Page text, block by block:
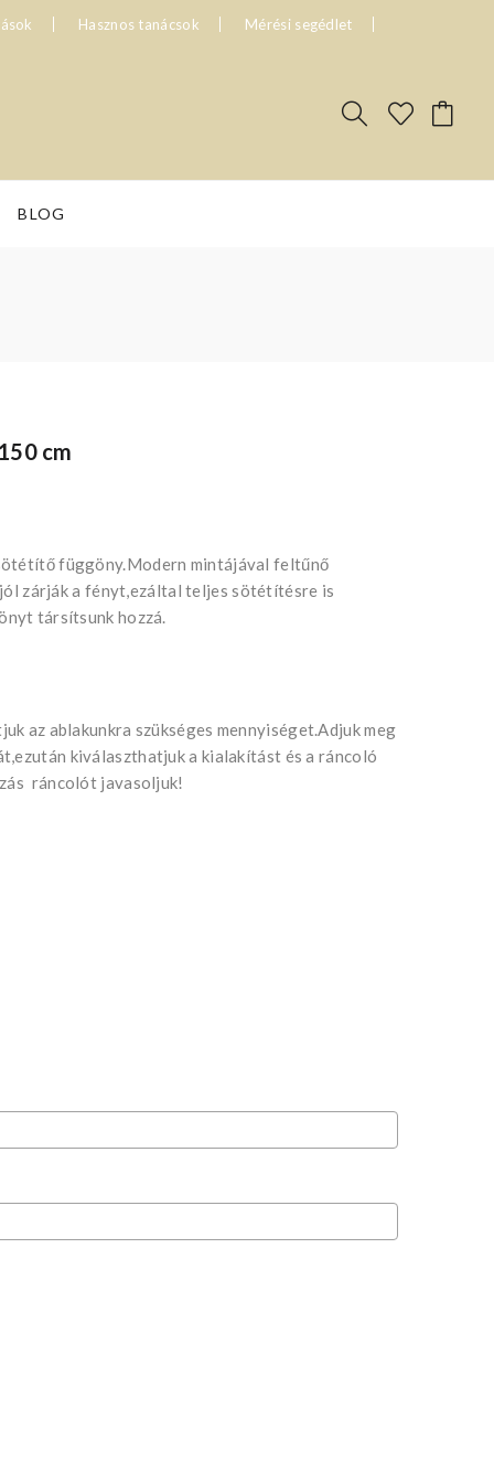
Hasznos tanácsok Mérési segédlet
BLOG
cm
függöny.Modern mintájával feltűnő
zárják a fényt,ezáltal teljes sötétítésre is
társítsunk hozzá.
az ablakunkra szükséges mennyiséget.Adjuk meg
kiválaszthatjuk a kialakítást és a ráncoló
ráncolót javasoljuk!